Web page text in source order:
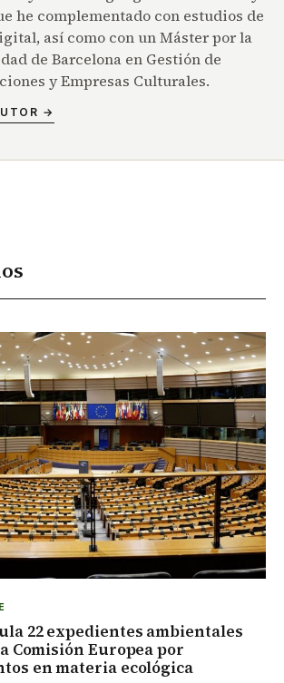
he complementado con estudios de
así como con un Máster por la
de Barcelona en Gestión de
y Empresas Culturales.
→
22 expedientes ambientales
Comisión Europea por
en materia ecológica